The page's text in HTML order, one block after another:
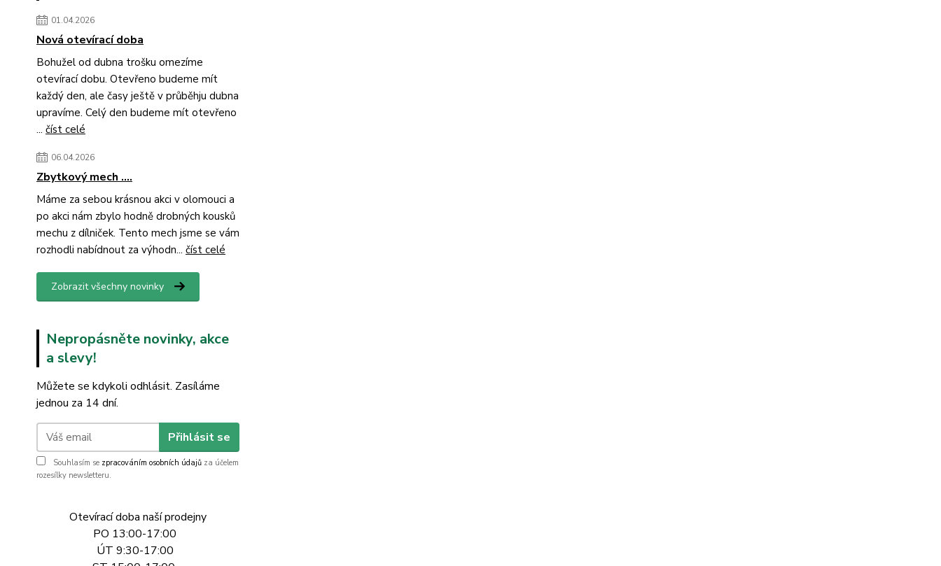
01.04.2026
Nová otevírací doba
Bohužel od dubna trošku omezíme
otevírací dobu. Otevřeno budeme mít
každý den, ale časy ještě v průběhju dubna
upravíme. Celý den budeme mít otevřeno
... číst celé
06.04.2026
Zbytkový mech ....
Máme za sebou krásnou akci v olomouci a
po akci nám zbylo hodně drobných kousků
mechu z dílniček. Tento mech jsme se vám
rozhodli nabídnout za výhodn... číst celé
Zobrazit všechny novinky
Nepropásněte novinky, akce
a slevy!
Můžete se kdykoli odhlásit. Zasíláme
jednou za 14 dní.
Přihlásit se
Souhlasím se zpracováním osobních údajů za účelem
rozesílky newsletteru.
Otevírací doba naší prodejny
PO 13:00-17:00
ÚT 9:30-17:00